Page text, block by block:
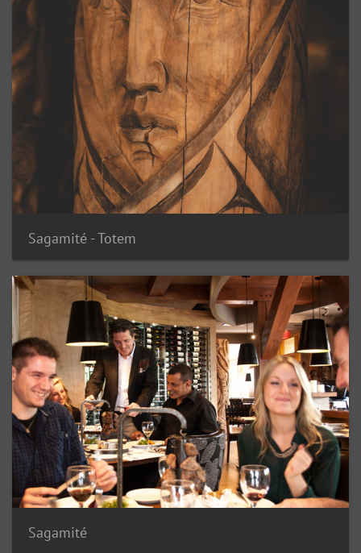
Sagamité - Totem
Sagamité